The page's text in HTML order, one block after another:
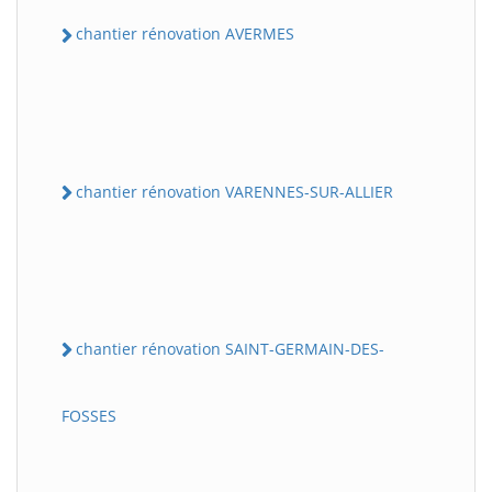
chantier rénovation AVERMES
chantier rénovation VARENNES-SUR-ALLIER
chantier rénovation SAINT-GERMAIN-DES-
FOSSES